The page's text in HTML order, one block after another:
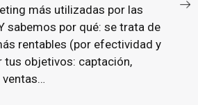
más utilizadas por las
sabemos por qué: se trata de
rentables (por efectividad y
tus objetivos: captación,
ventas…